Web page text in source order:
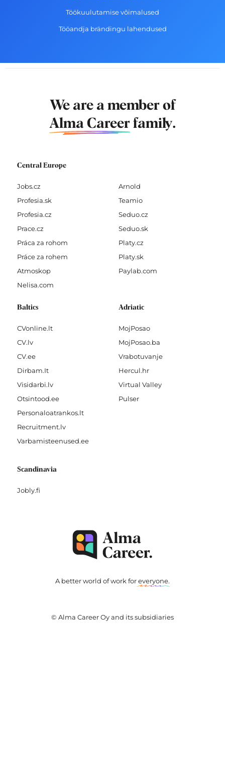
Töökuulutamise võimalused
Tööandja brändingu lahendused
We are a member of
Alma Career family.
Central Europe
Jobs.cz
Profesia.sk
Profesia.cz
Prace.cz
Práca za rohom
Práce za rohem
Atmoskop
Nelisa.com
Arnold
Teamio
Seduo.cz
Seduo.sk
Platy.cz
Platy.sk
Paylab.com
Baltics
CVonline.lt
CV.lv
CV.ee
Dirbam.It
Visidarbi.lv
Otsintood.ee
Personaloatrankos.lt
Recruitment.lv
Varbamisteenused.ee
Adriatic
MojPosao
MojPosao.ba
Vrabotuvanje
Hercul.hr
Virtual Valley
Pulser
Scandinavia
Jobly.fi
A better world of work foreveryone.
© Alma Career Oy and its subsidiaries